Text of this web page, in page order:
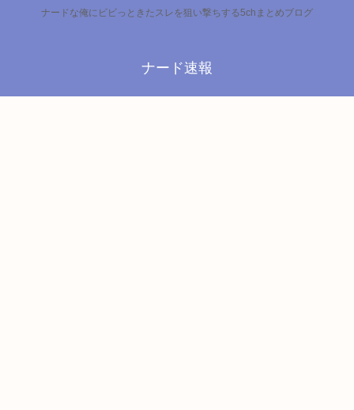
ナードな俺にビビっときたスレを狙い撃ちする5chまとめブログ
ナード速報